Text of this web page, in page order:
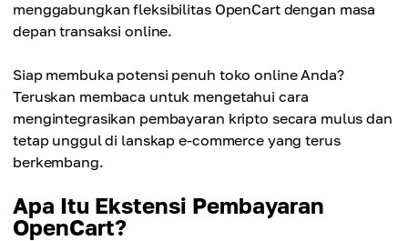
menggabungkan fleksibilitas OpenCart dengan masa
depan transaksi online.
Siap membuka potensi penuh toko online Anda?
Teruskan membaca untuk mengetahui cara
mengintegrasikan pembayaran kripto secara mulus dan
tetap unggul di lanskap e-commerce yang terus
berkembang.
Apa Itu Ekstensi Pembayaran
OpenCart?